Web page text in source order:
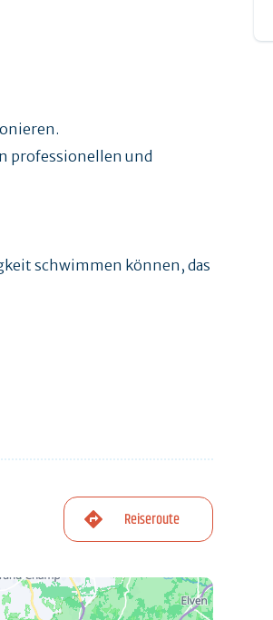
professionellen und
schwimmen können, das
Reiseroute